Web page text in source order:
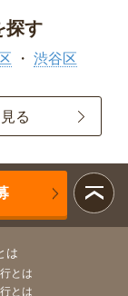
探す
渋谷区
る
は
とは
とは